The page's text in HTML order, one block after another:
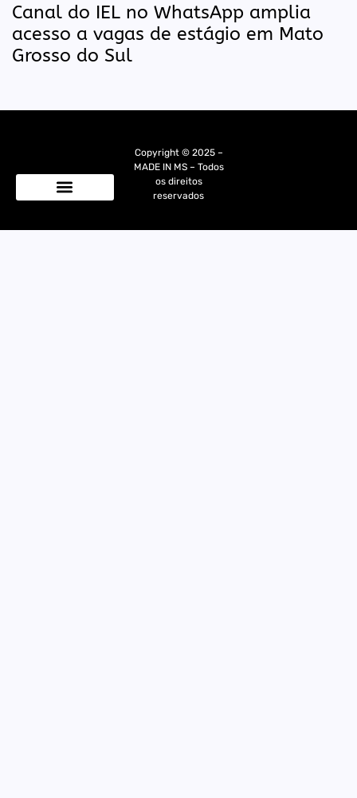
Canal do IEL no WhatsApp amplia
acesso a vagas de estágio em Mato
Grosso do Sul
Copyright © 2025 –
MADE IN MS – Todos
os direitos
reservados